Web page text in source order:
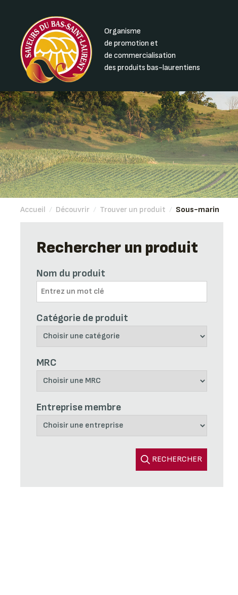
Organisme
de promotion et
de commercialisation
des produits bas-laurentiens
Accueil / Découvrir / Trouver un produit / Sous-marin
Rechercher un produit
Nom du produit
Catégorie de produit
MRC
Entreprise membre
RECHERCHER